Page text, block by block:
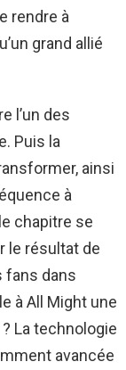
rendre à
grand allié
l’un des
Puis la
ainsi
à
chapitre se
le résultat de
fans dans
à All Might une
La technologie
avancée